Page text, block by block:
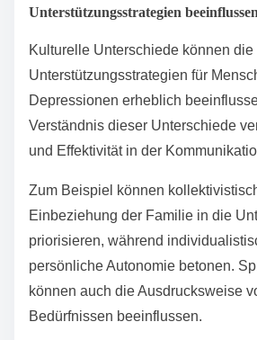
Unterstützungsstrategien
Kulturelle Unterschiede können die
Unterstützungsstrategien für
Depressionen erheblich
Verständnis dieser Unterschiede
und Effektivität in der
Zum Beispiel können
Einbeziehung der Familie in die
priorisieren, während
persönliche Autonomie betonen.
können auch die Ausdrucksweise
Bedürfnissen beeinflussen.